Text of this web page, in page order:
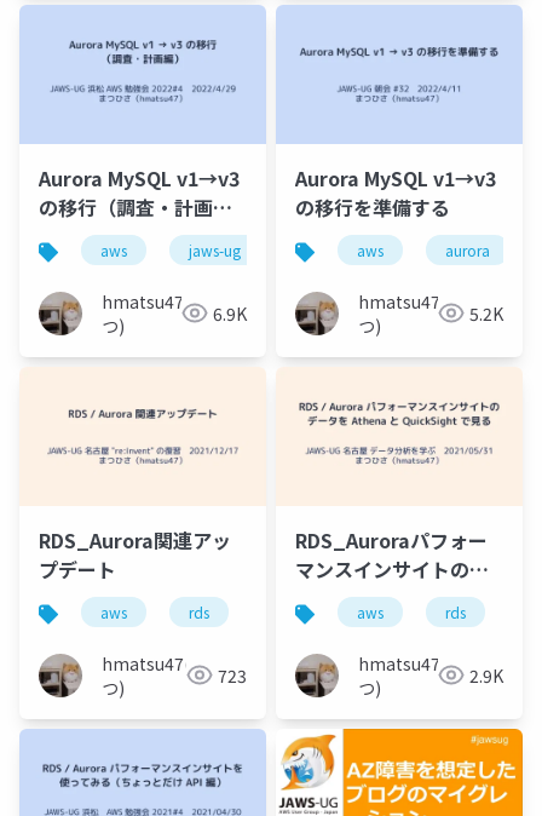
Aurora MySQL v1→v3
の移行（調査・計画
編）
aws jaws-ug aurora 移行
hmatsu47(ま
つ)
6.9K
Aurora MySQL v1→v3
の移行を準備する
aws aurora
hmatsu47(ま
つ)
5.2K
RDS_Aurora関連アッ
プデート
aws rds aurora jaws-ug
hmatsu47(ま
つ)
723
RDS_Auroraパフォー
マンスインサイトのデ
ータをAthenaと
QuickSightで見る
aws rds
hmatsu47(ま
つ)
2.9K